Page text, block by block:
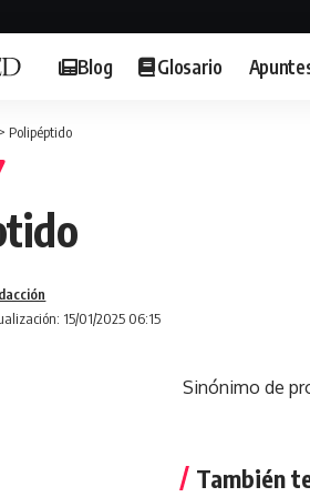
Blog Glosario
> Polipéptido
15/01/2025 06:15
Sinónimo de
También